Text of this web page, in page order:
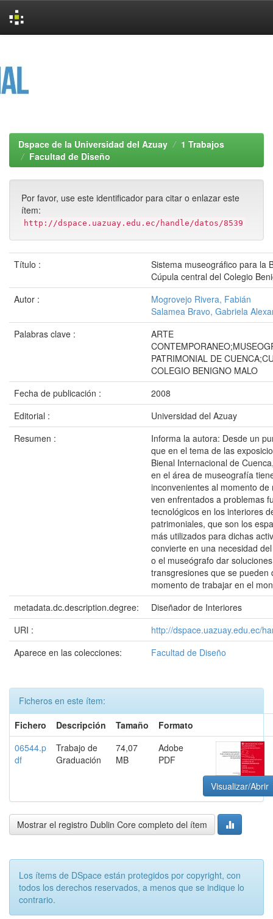
Dspace de la Universidad del Azuay
1 Trabajos
Facultad de Diseño
Por favor, use este identificador para citar o enlazar este
ítem:
http://dspace.uazuay.edu.ec/handle/datos/8539
Título :
Sistema museográfico para la
Cúpula central del Colegio
Autor :
Mogrovejo Rivera, Fabián
Salamea Bravo, Gabriela
Palabras clave :
ARTE
PATRIMONIAL DE
COLEGIO BENIGNO MALO
Fecha de publicación :
2008
Editorial :
Universidad del Azuay
Resumen :
Informa la autora: Desde un
que en el tema de las
Bienal Internacional de
en el área de museografía
inconvenientes al momento
ven enfrentados a problemas
tecnológicos en los interiores
patrimoniales, que son los
más utilizados para dichas
convierte en una necesidad
o el museógrafo dar
transgresiones que se pueden
momento de trabajar en el
metadata.dc.description.degree:
Diseñador de Interiores
URI :
http://dspace.uazuay.edu.ec/
Aparece en las colecciones:
Facultad de Diseño
Ficheros en este ítem:
Fichero
Descripción Tamaño
Formato
06544.p
df
Trabajo de
Graduación
74,07
MB
Adobe
PDF
Visualizar/Abrir
Mostrar el registro Dublin Core completo del ítem
Los ítems de DSpace están protegidos por copyright, con
todos los derechos reservados, a menos que se indique lo
contrario.